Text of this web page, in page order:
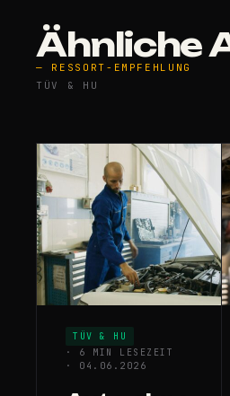
Ähnliche
— RESSORT-EMPFEHLUNG
TÜV & HU
TÜV & HU
· 6 MIN LESEZEIT
· 04.06.2026